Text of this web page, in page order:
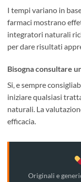
I tempi variano in
farmaci mostrano
integratori naturali
per dare risultati
Bisogna consultare
Si, e sempre
iniziare qualsiasi
naturali. La
efficacia.
Originali e